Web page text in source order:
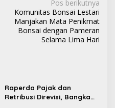
Pos berikutnya
Komunitas Bonsai Lestari
Manjakan Mata Penikmat
Bonsai dengan Pameran
Selama Lima Hari
Raperda Pajak dan
Retribusi Direvisi, Bangka